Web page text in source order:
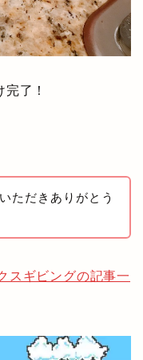
了！
ただきありがとう
スギビングの記事一